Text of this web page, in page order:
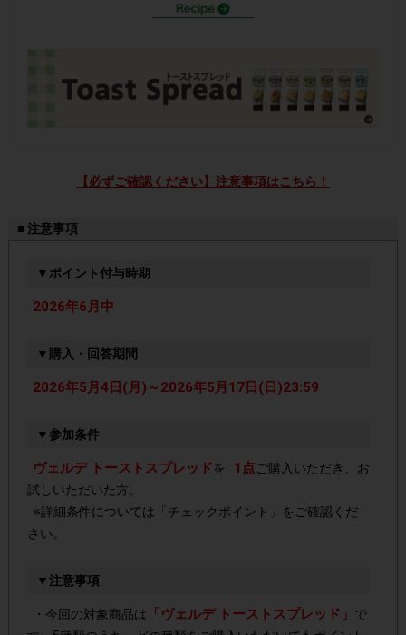
【必ずご確認ください】注意事項はこちら！
■ 注意事項
▼ポイント付与時期
2026年6月中
▼購入・回答期間
2026年5月4日(月)～2026年5月17日(日)23:59
▼参加条件
ヴェルデ トーストスプレッド を 1点ご購入いただき、お
試しいただいた方。
※詳細条件については「チェックポイント」をご確認くだ
さい。
▼注意事項
・今回の対象商品は 「ヴェルデ トーストスプレッド」 で